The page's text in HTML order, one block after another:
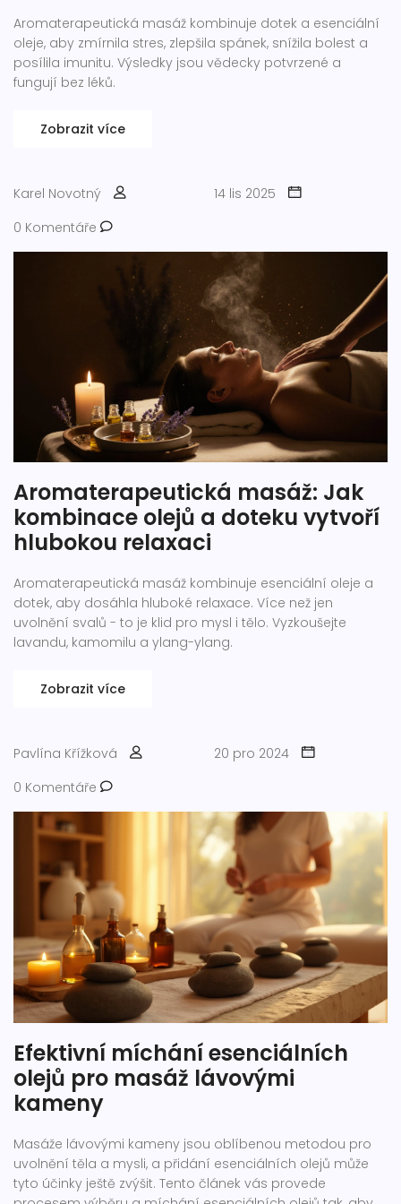
Aromaterapeutická masáž kombinuje dotek a esenciální
oleje, aby zmírnila stres, zlepšila spánek, snížila bolest a
posílila imunitu. Výsledky jsou vědecky potvrzené a
fungují bez léků.
Zobrazit více
Karel Novotný
14 lis 2025
0 Komentáře
Aromaterapeutická masáž: Jak
kombinace olejů a doteku vytvoří
hlubokou relaxaci
Aromaterapeutická masáž kombinuje esenciální oleje a
dotek, aby dosáhla hluboké relaxace. Více než jen
uvolnění svalů - to je klid pro mysl i tělo. Vyzkoušejte
lavandu, kamomilu a ylang-ylang.
Zobrazit více
Pavlína Křížková
20 pro 2024
0 Komentáře
Efektivní míchání esenciálních
olejů pro masáž lávovými
kameny
Masáže lávovými kameny jsou oblíbenou metodou pro
uvolnění těla a mysli, a přidání esenciálních olejů může
tyto účinky ještě zvýšit. Tento článek vás provede